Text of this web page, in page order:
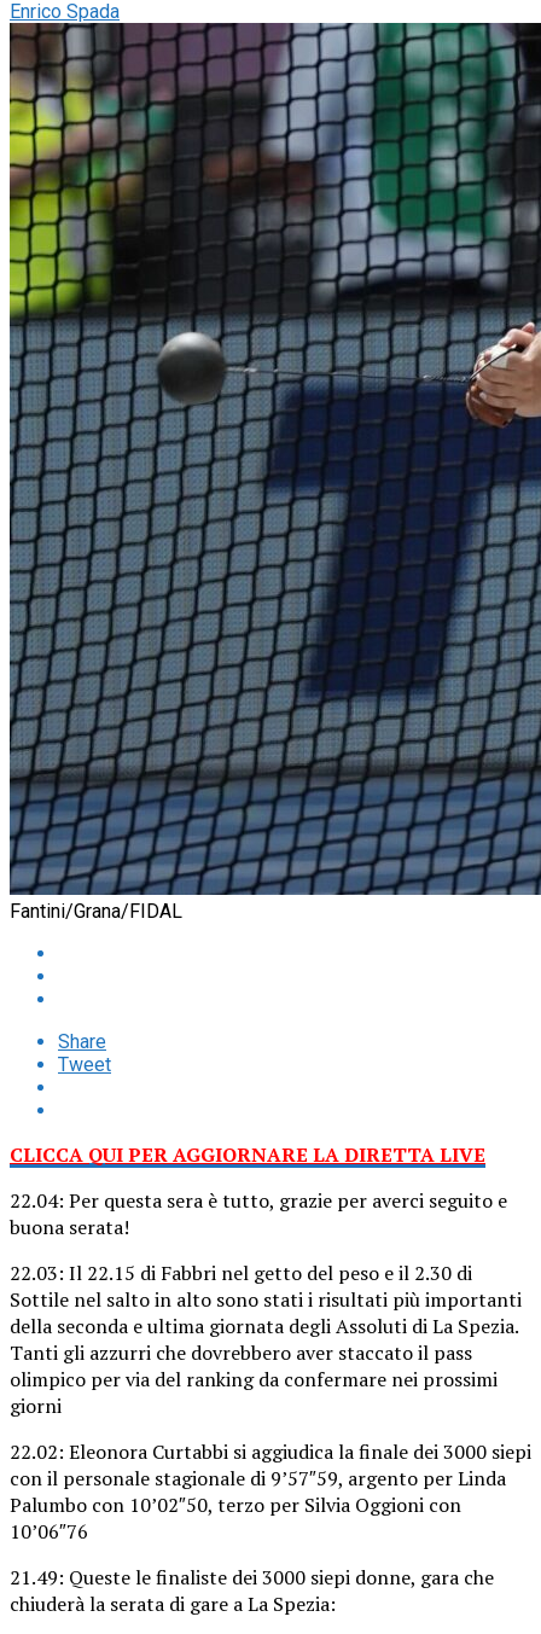
Enrico Spada
Fantini/Grana/FIDAL
Share
Tweet
CLICCA QUI PER AGGIORNARE LA DIRETTA LIVE
22.04: Per questa sera è tutto, grazie per averci seguito e
buona serata!
22.03: Il 22.15 di Fabbri nel getto del peso e il 2.30 di
Sottile nel salto in alto sono stati i risultati più importanti
della seconda e ultima giornata degli Assoluti di La Spezia.
Tanti gli azzurri che dovrebbero aver staccato il pass
olimpico per via del ranking da confermare nei prossimi
giorni
22.02: Eleonora Curtabbi si aggiudica la finale dei 3000 siepi
con il personale stagionale di 9’57″59, argento per Linda
Palumbo con 10’02″50, terzo per Silvia Oggioni con
10’06″76
21.49: Queste le finaliste dei 3000 siepi donne, gara che
chiuderà la serata di gare a La Spezia: